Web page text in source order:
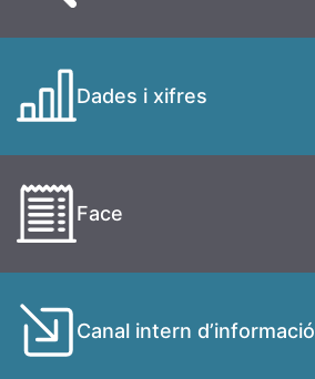
Dades i xifres
Face
Canal intern d’informació